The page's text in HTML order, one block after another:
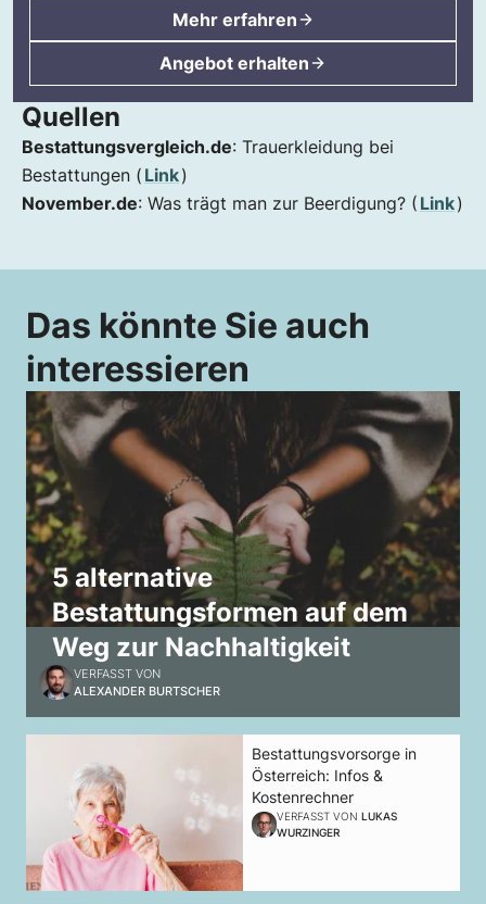
Mehr erfahren
Angebot erhalten
Quellen
Bestattungsvergleich.de: Trauerkleidung bei
Bestattungen ( Link)
November.de: Was trägt man zur Beerdigung? ( Link)
Das könnte Sie auch
interessieren
5 alternative
Bestattungsformen auf dem
Weg zur Nachhaltigkeit
VERFASST VON
ALEXANDER BURTSCHER
Bestattungsvorsorge in
Österreich: Infos &
Kostenrechner
VERFASST VON LUKAS
WURZINGER